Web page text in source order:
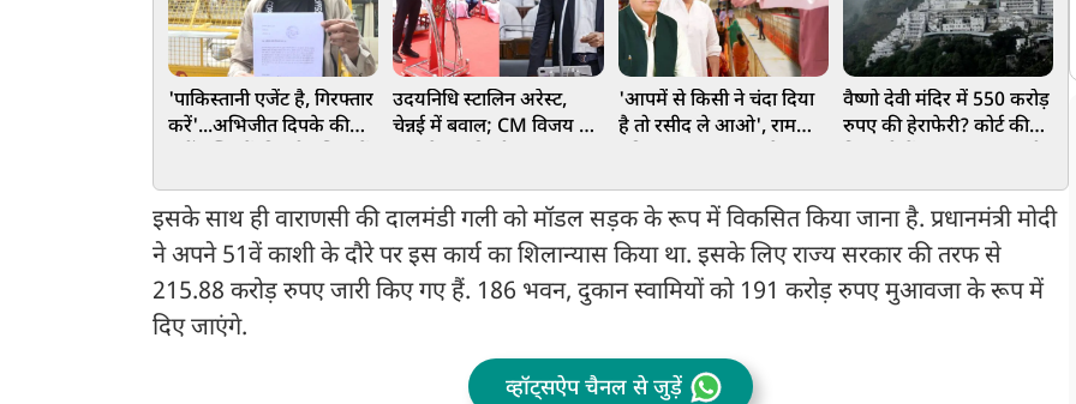
'पाकिस्तानी एजेंट है, गिरफ्तार
करें'...अभिजीत दिपके की
मांग
उदयनिधि स्टालिन अरेस्ट,
चेन्नई में बवाल; CM विजय का
'आपमें से किसी ने चंदा दिया
है तो रसीद ले आओ', राम
महाना की चुनौती
वैष्णो देवी मंदिर में 550 करोड़
रुपए की हेराफेरी? कोर्ट की
इसके साथ ही वाराणसी की दालमंडी गली को मॉडल सड़क के रूप में विकसित किया जाना है. प्रधानमंत्री मोदी
ने अपने 51वें काशी के दौरे पर इस कार्य का शिलान्यास किया था. इसके लिए राज्य सरकार की तरफ से
215.88 करोड़ रुपए जारी किए गए हैं. 186 भवन, दुकान स्वामियों को 191 करोड़ रुपए मुआवजा के रूप में
दिए जाएंगे.
व्हॉट्सऐप चैनल से जुड़ें